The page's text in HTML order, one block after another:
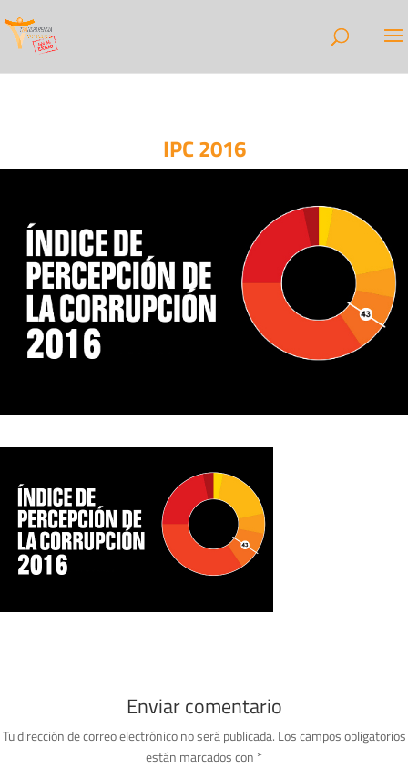
IPC 2016
Enviar comentario
Tu dirección de correo electrónico no será publicada. Los campos obligatorios
están marcados con *